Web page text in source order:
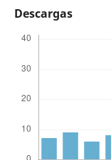
Descargas